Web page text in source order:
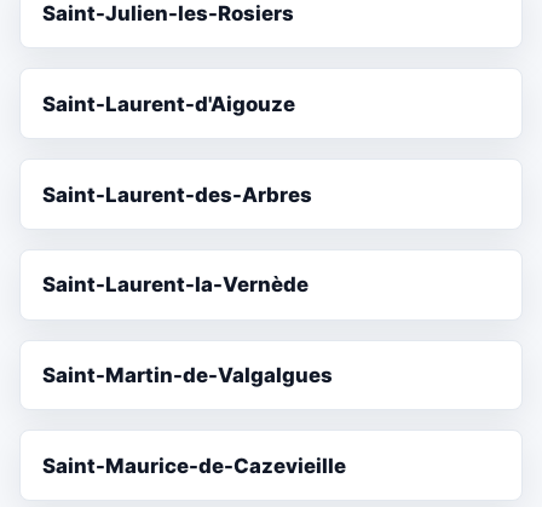
Saint-Julien-les-Rosiers
Saint-Laurent-d'Aigouze
Saint-Laurent-des-Arbres
Saint-Laurent-la-Vernède
Saint-Martin-de-Valgalgues
Saint-Maurice-de-Cazevieille